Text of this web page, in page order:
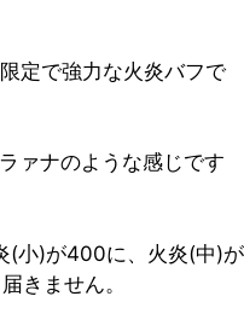
定で強力な火炎バフで
ァナのような感じです
(小)が400に、火炎(中)が
きません。